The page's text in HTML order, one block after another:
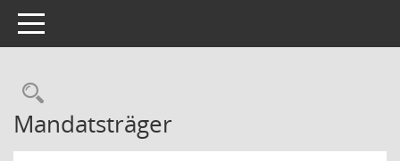
Toggle navigation
Rechercheauswahl
Mandatsträger